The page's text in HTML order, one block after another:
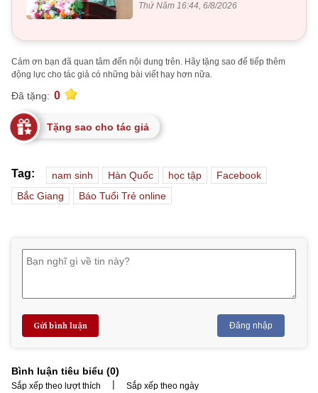
Thứ Năm 16:44, 6/8/2026
Cảm ơn bạn đã quan tâm đến nội dung trên. Hãy tặng sao để tiếp thêm
động lực cho tác giả có những bài viết hay hơn nữa.
Đã tặng: 0
Tặng sao cho tác giả
Tag: nam sinh Hàn Quốc học tập
Facebook
Bắc Giang
Báo Tuổi Trẻ online
Gửi bình luận Đăng nhập
Bình luận tiêu biểu (0)
Sắp xếp theo lượt thích | Sắp xếp theo ngày